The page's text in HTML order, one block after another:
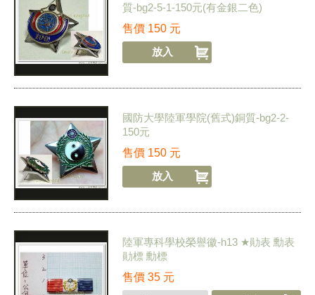
質-bg2-5-1-150元(有金銀二色)
售價 150 元
國防大學陸軍學院(舊式)銅質-bg2-2-
150元
售價 150 元
陸軍專科學校榮譽徽-h13 ★勛表 勳表
勛標 勳標
售價35 元